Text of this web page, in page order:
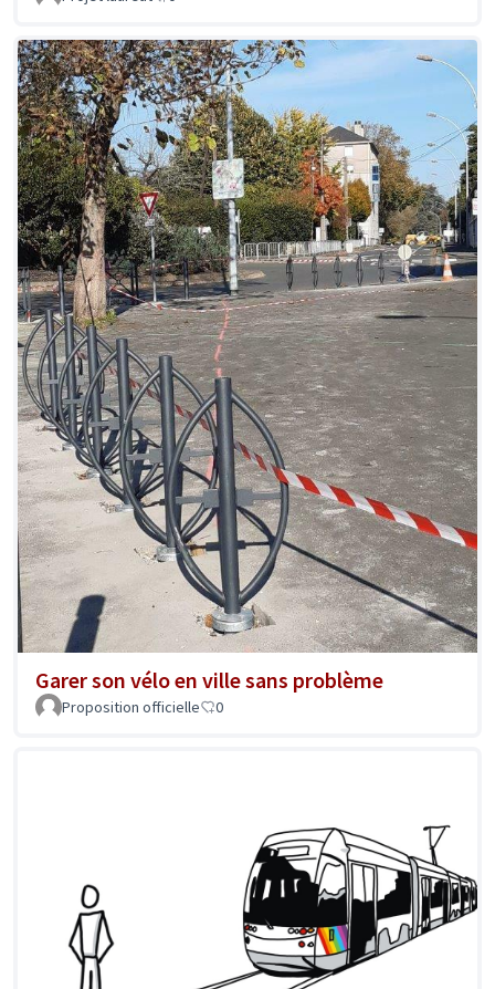
Garer son vélo en ville sans problème
Proposition officielle 0